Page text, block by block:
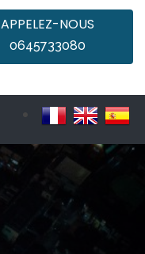
APPELEZ-NOUS
0645733080